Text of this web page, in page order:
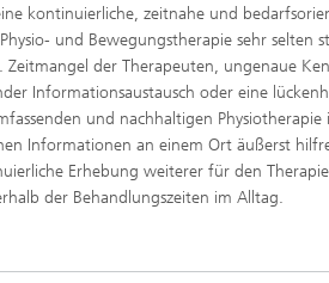
kontinuierliche, zeitnahe und
und Bewegungstherapie sehr selten
der Therapeuten, ungenaue
Informationsaustausch oder eine
und nachhaltigen Physiotherapie
Informationen an einem Ort äußerst
Erhebung weiterer für den
der Behandlungszeiten im Alltag.